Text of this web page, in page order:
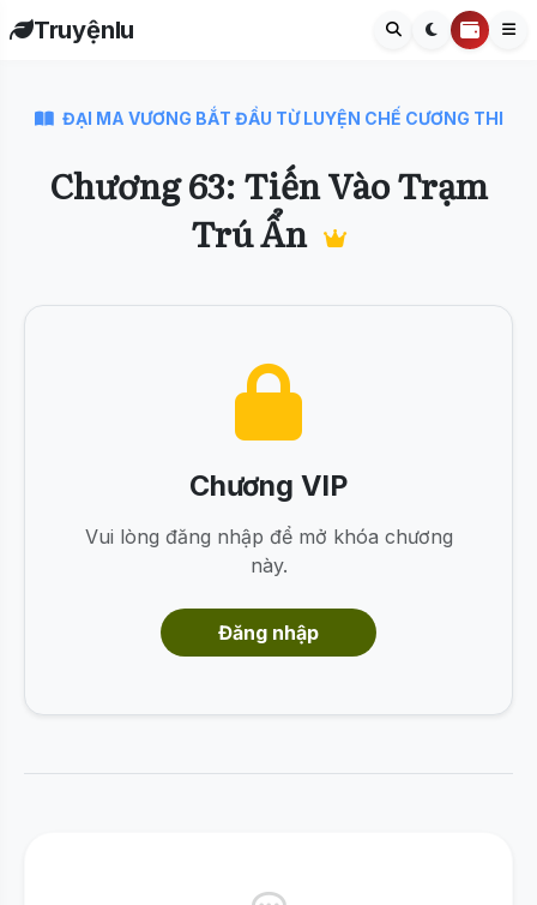
Truyệnlu
ĐẠI MA VƯƠNG BẮT ĐẦU TỪ LUYỆN CHẾ CƯƠNG THI
Chương 63: Tiến Vào Trạm
Trú Ẩn
Chương VIP
Vui lòng đăng nhập để mở khóa chương
này.
Đăng nhập